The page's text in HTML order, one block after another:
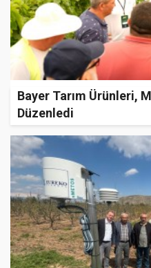
Bayer Tarım Ürünleri,
Düzenledi